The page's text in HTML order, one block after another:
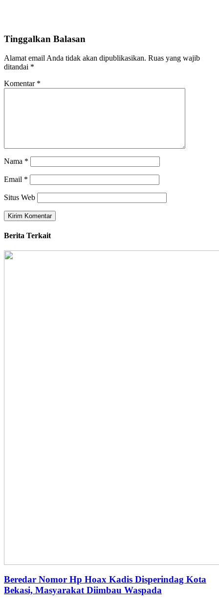
Tinggalkan Balasan
Alamat email Anda tidak akan dipublikasikan. Ruas yang wajib
ditandai *
Komentar *
Nama *
Email *
Situs Web
Berita Terkait
Beredar Nomor Hp Hoax Kadis Disperindag Kota
Bekasi, Masyarakat Diimbau Waspada